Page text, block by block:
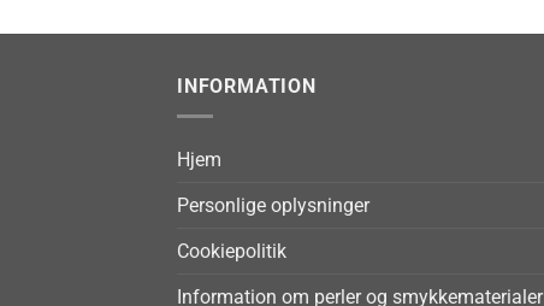
INFORMATION
Hjem
Personlige oplysninger
Cookiepolitik
Information om perler og smykkematerialer